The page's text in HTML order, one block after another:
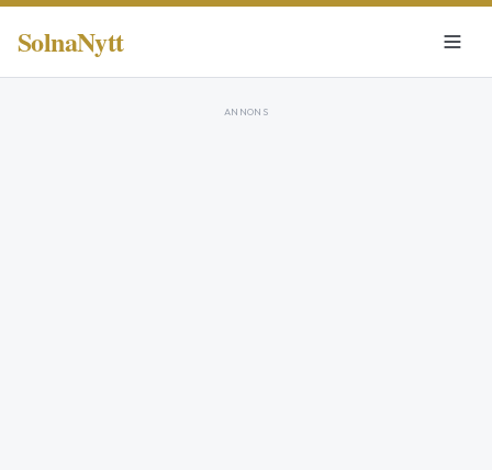
SolnaNytt
ANNONS